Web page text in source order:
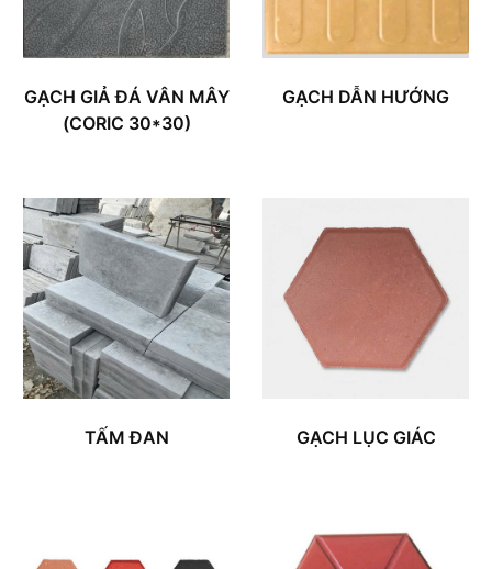
GẠCH GIẢ ĐÁ VÂN MÂY
(CORIC 30*30)
GẠCH DẪN HƯỚNG
TẤM ĐAN GẠCH LỤC GIÁC